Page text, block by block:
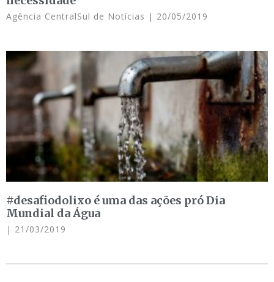
Agência CentralSul de Notícias 20/05/2019
#desafiodolixo é uma das ações pró Dia
Mundial da Água
21/03/2019